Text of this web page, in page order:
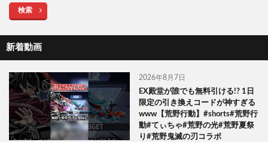
検索
新着動画
2026年8月7日
EX殿堂が誰でも無料引ける!? 1日
限定の引き換えコードが神すぎる
www【荒野行動】#shorts#荒野行
動#てぃちゃ#荒野の光#荒野夏祭
り#荒野鬼滅の刃コラボ